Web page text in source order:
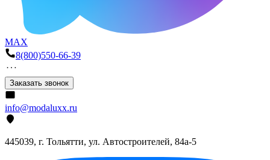
MAX
8(800)550-66-39
Заказать звонок
info@modaluxx.ru
445039, г. Тольятти, ул. Автостроителей, 84а-5